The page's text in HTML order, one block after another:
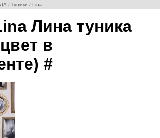
/ Туники / Lina
Лина туника
в
#